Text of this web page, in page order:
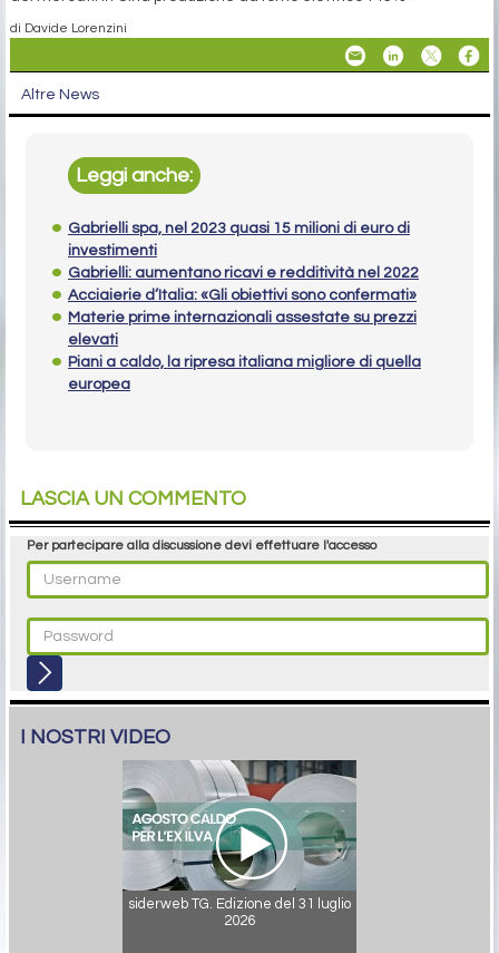
di Davide Lorenzini
Altre News
Leggi anche:
Gabrielli spa, nel 2023 quasi 15 milioni di euro di
investimenti
Gabrielli: aumentano ricavi e redditività nel 2022
Acciaierie d’Italia: «Gli obiettivi sono confermati»
Materie prime internazionali assestate su prezzi
elevati
Piani a caldo, la ripresa italiana migliore di quella
europea
LASCIA UN COMMENTO
Per partecipare alla discussione devi effettuare l'accesso
I NOSTRI VIDEO
siderweb TG. Edizione del 31 luglio
2026